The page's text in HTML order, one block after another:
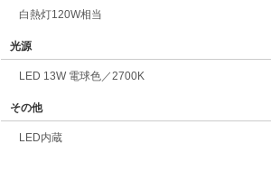
白熱灯120W相当
光源
LED 13W 電球色／2700K
その他
LED内蔵